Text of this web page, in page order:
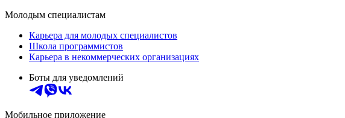
Молодым специалистам
Карьера для молодых специалистов
Школа программистов
Карьера в некоммерческих организациях
Боты для уведомлений
Мобильное приложение